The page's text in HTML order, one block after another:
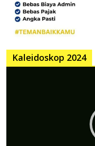
Kaleidoskop 2024